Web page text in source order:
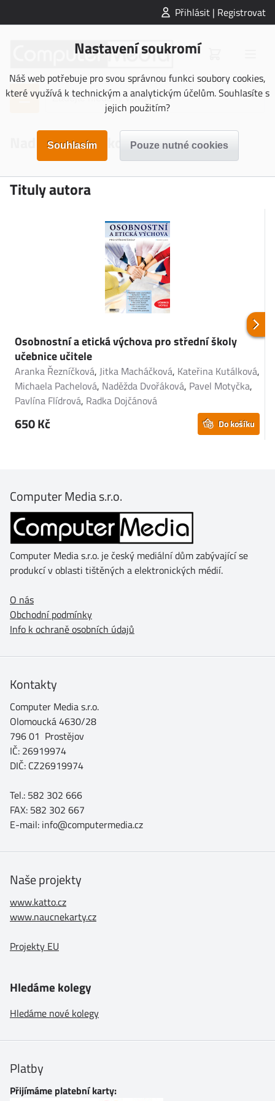
Přihlásit | Registrovat
Nastavení soukromí
Náš web potřebuje pro svou správnou funkci soubory cookies,
které využívá k technickým a analytickým účelům. Souhlasíte s
jejich použitím?
Naděžda Dvořáková
Tituly autora
Osobnostní a etická výchova pro střední školy
učebnice učitele
Aranka Řezníčková, Jitka Macháčková, Kateřina Kutálková,
Michaela Pachelová, Naděžda Dvořáková, Pavel Motyčka,
Pavlína Flídrová, Radka Dojčánová
650 Kč Do košíku
Computer Media s.r.o.
Computer Media s.r.o. je český mediální dům zabývající se
produkcí v oblasti tištěných a elektronických médií.
O nás
Obchodní podmínky
Info k ochraně osobních údajů
Kontakty
Computer Media s.r.o.
Olomoucká 4630/28
796 01 Prostějov
IČ: 26919974
DIČ: CZ26919974
Tel.: 582 302 666
FAX: 582 302 667
E-mail: info@computermedia.cz
Naše projekty
www.katto.cz
www.naucnekarty.cz
Projekty EU
Hledáme kolegy
Hledáme nové kolegy
Platby
Přijímáme platební karty: